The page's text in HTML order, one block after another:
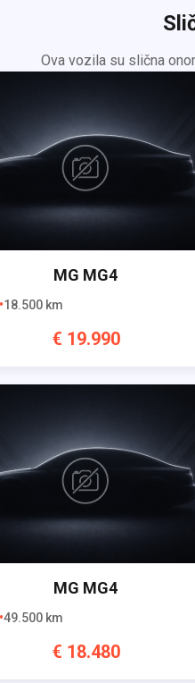
Ova vozila su slična
MG MG4
18.500 km
€ 19.990
MG MG4
49.500 km
€ 18.480